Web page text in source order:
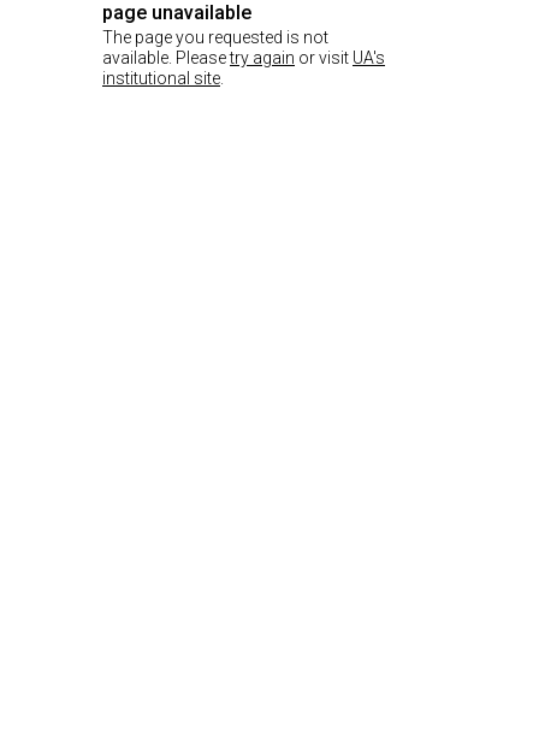
page unavailable
The page you requested is not
available. Pleasetry again or visit UA's
institutional site